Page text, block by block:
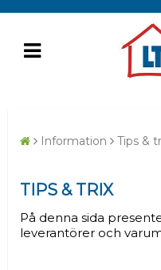
Information Tips &
TIPS & TRIX
På denna sida
leverantörer och